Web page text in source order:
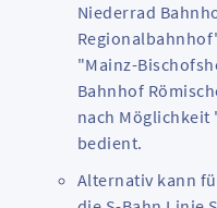
Niederrad
"Mainz-
Bahnhof
nach
bedient.
Alternativ kann